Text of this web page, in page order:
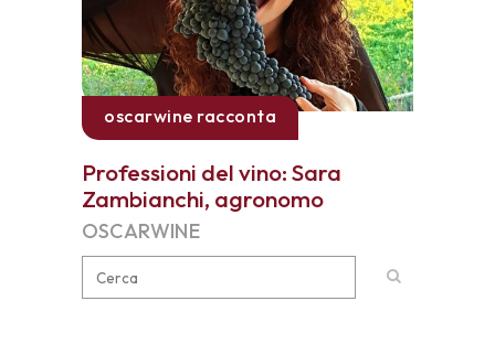
oscarwine racconta
Professioni del vino: Sara
Zambianchi, agronomo
OSCARWINE